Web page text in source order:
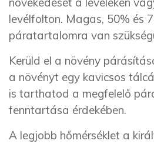
levélfolton. Magas, 50% és
páratartalomra van
Kerüld el a növény
a növényt egy kavicsos
is tarthatod a megfelelő
fenntartása érdekében.
A legjobb hőmérséklet a